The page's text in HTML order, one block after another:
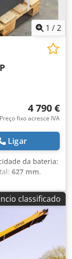
1 /2
4 790 €
Preço fixo acresce IVA
Ligar
da bateria:
627 mm,
equipamento -
+ Inclui
e conector
+
C5
2024
classificado